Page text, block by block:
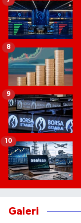
8
9
10
Galeri